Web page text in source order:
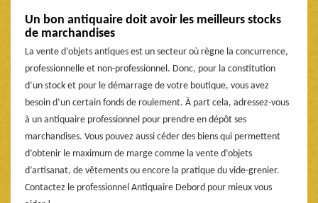
Un bon antiquaire doit avoir les meilleurs stocks
de marchandises
La vente d’objets antiques est un secteur où règne la concurrence,
professionnelle et non-professionnel. Donc, pour la constitution
d’un stock et pour le démarrage de votre boutique, vous avez
besoin d’un certain fonds de roulement. À part cela, adressez-vous
à un antiquaire professionnel pour prendre en dépôt ses
marchandises. Vous pouvez aussi céder des biens qui permettent
d’obtenir le maximum de marge comme la vente d’objets
d’artisanat, de vêtements ou encore la pratique du vide-grenier.
Contactez le professionnel Antiquaire Debord pour mieux vous